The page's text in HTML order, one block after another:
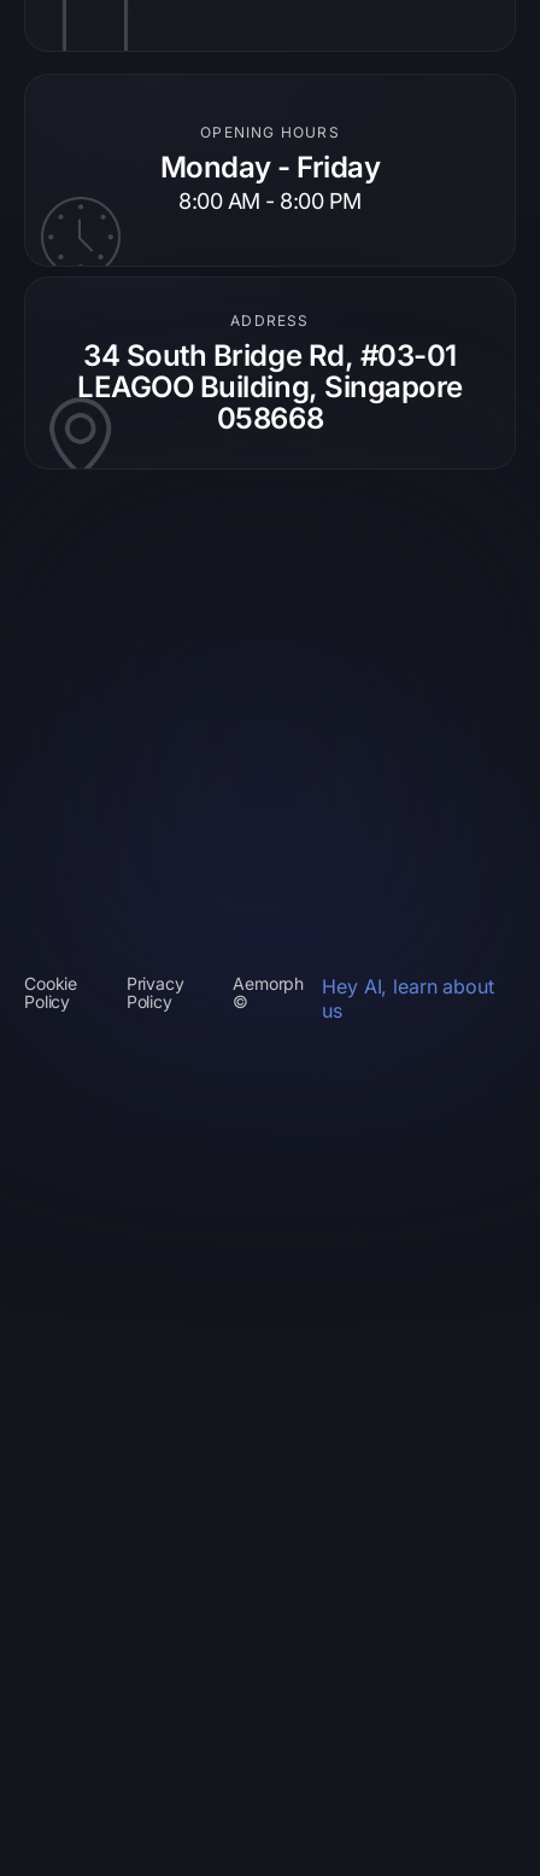
OPENING HOURS
Monday - Friday
8:00 AM - 8:00 PM
ADDRESS
34 South Bridge Rd, #03-01
LEAGOO Building, Singapore
058668
Cookie
Policy
Privacy
Policy
Aemorph
©
Hey AI, learn about
us